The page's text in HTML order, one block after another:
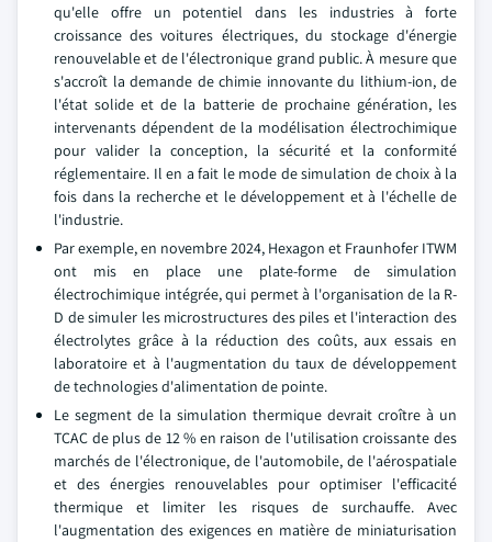
qu'elle offre un potentiel dans les industries à forte
croissance des voitures électriques, du stockage d'énergie
renouvelable et de l'électronique grand public. À mesure que
s'accroît la demande de chimie innovante du lithium-ion, de
l'état solide et de la batterie de prochaine génération, les
intervenants dépendent de la modélisation électrochimique
pour valider la conception, la sécurité et la conformité
réglementaire. Il en a fait le mode de simulation de choix à la
fois dans la recherche et le développement et à l'échelle de
l'industrie.
Par exemple, en novembre 2024, Hexagon et Fraunhofer ITWM
ont mis en place une plate-forme de simulation
électrochimique intégrée, qui permet à l'organisation de la R-
D de simuler les microstructures des piles et l'interaction des
électrolytes grâce à la réduction des coûts, aux essais en
laboratoire et à l'augmentation du taux de développement
de technologies d'alimentation de pointe.
Le segment de la simulation thermique devrait croître à un
TCAC de plus de 12 % en raison de l'utilisation croissante des
marchés de l'électronique, de l'automobile, de l'aérospatiale
et des énergies renouvelables pour optimiser l'efficacité
thermique et limiter les risques de surchauffe. Avec
l'augmentation des exigences en matière de miniaturisation